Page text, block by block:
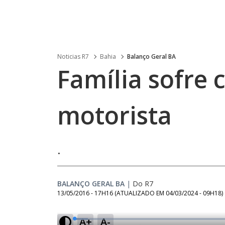
Noticias R7 Bahia Balanço Geral BA
Família sofre
motorista
.
BALANÇO GERAL BA | Do R7
13/05/2016 - 17H16 (ATUALIZADO EM 04/03/2024 - 09H18)
A+ A-
L